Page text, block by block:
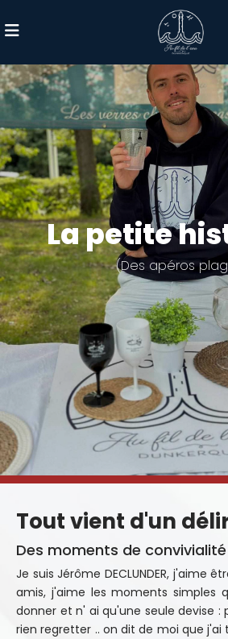
La petite
(Des apéros
Tout vient d'un
Des moments de convivialité
Je suis Jérôme DECLUNDER, j'aime
amis, j'aime les moments simples
donner et n' ai qu'une seule devise
rien regretter .. on dit de moi que j'ai